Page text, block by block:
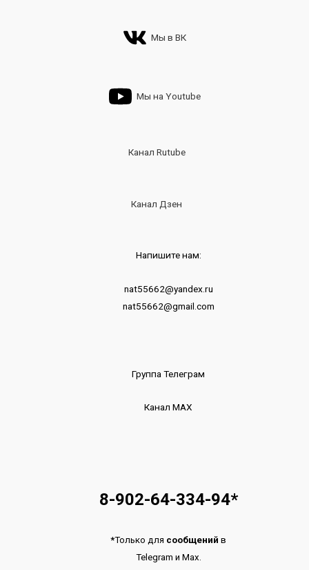
Мы в ВК
Мы на Youtube
Канал Rutube
Канал Дзен
Напишите нам:
nat55662@yandex.ru
nat55662@gmail.com
Группа Телеграм
Канал МАХ
8-902-64-334-94*
*Только для сообщений в
Telegram и Max.